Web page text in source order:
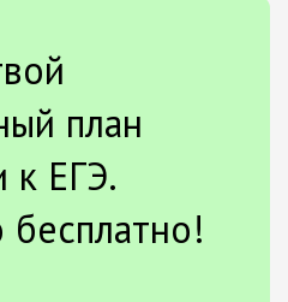
план
к ЕГЭ.